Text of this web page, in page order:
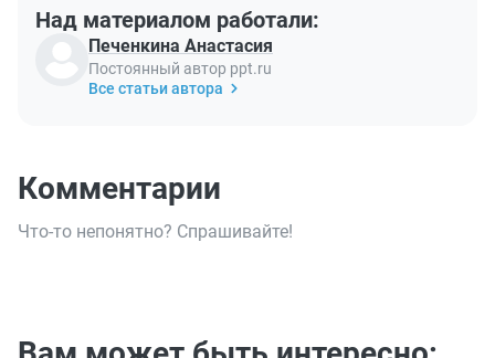
Над материалом работали:
Печенкина Анастасия
Постоянный автор ppt.ru
Все статьи автора
Комментарии
Что-то непонятно? Спрашивайте!